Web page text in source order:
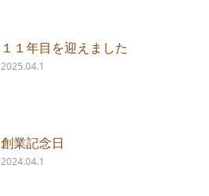
１１年目を迎えました
2025.04.1
創業記念日
2024.04.1